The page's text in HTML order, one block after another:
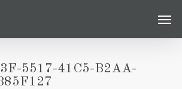
5517-41C5-B2AA-